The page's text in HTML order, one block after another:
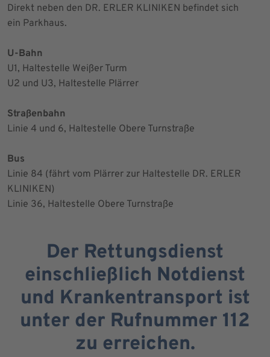
Direkt neben den DR. ERLER KLINIKEN befindet sich
ein Parkhaus.
U-Bahn
U1, Haltestelle Weißer Turm
U2 und U3, Haltestelle Plärrer
Straßenbahn
Linie 4 und 6, Haltestelle Obere Turnstraße
Bus
Linie 84 (fährt vom Plärrer zur Haltestelle DR. ERLER
KLINIKEN)
Linie 36, Haltestelle Obere Turnstraße
Der Rettungsdienst
einschließlich Notdienst
und Krankentransport ist
unter der Rufnummer 112
zu erreichen.